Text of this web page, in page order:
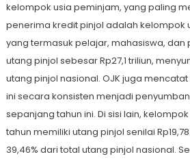
kelompok usia peminjam, yang paling
penerima kredit pinjol adalah kelompok
yang termasuk pelajar, mahasiswa, dan
utang pinjol sebesar Rp27,1 triliun,
utang pinjol nasional. OJK juga
ini secara konsisten menjadi
sepanjang tahun ini. Di sisi lain,
tahun memiliki utang pinjol senilai
39,46% dari total utang pinjol nasional.